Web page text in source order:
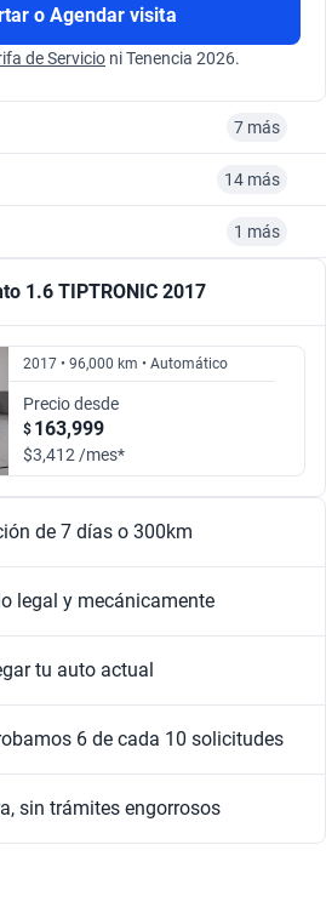
o Agendar visita
de Servicio ni Tenencia 2026.
7 más
a KOPI
$130,999
2018
$156,999
2020
$172,999
2022
14 más
a KOPI
1.6 HIGHLINE TIPTRONIC
$170,999
1.6 COMFORTLINE TIPTRONIC 1.6 STARTLINE
1.6 TIPTRONIC
$238,999
1 más
a KOPI
Manual
$195,999
1.6 TIPTRONIC 2017
2017 • 96,000 km • Automático
Precio desde
$ 163,999
$3,412 /mes*
de 7 días o 300km
legal y mecánicamente
tu auto actual
6 de cada 10 solicitudes
sin trámites engorrosos